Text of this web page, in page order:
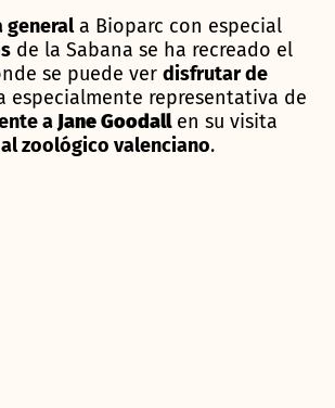
generala Bioparc con especial
de la Sabana se ha recreado el
se puede ver disfrutar de
especialmente representativa de
aJane Goodallen su visita
zoológico valenciano.